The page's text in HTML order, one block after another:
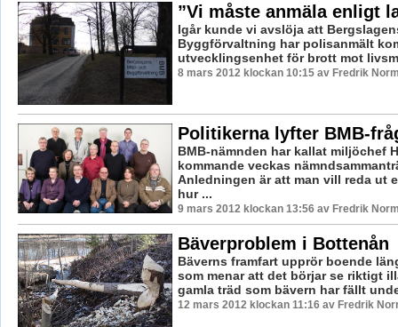
”Vi måste anmäla enligt
Igår kunde vi avslöja att
Byggförvaltning har polisanmält
utvecklingsenhet för brott mot
8 mars 2012 klockan 10:15 av Fredrik
Politikerna lyfter BMB-
BMB-nämnden har kallat miljöchef
kommande veckas
Anledningen är att man vill reda ut
hur ...
9 mars 2012 klockan 13:56 av Fredrik
Bäverproblem i Bottenån
Bäverns framfart upprör boende
som menar att det börjar se riktigt
gamla träd som bävern har fällt
12 mars 2012 klockan 11:16 av Fredrik